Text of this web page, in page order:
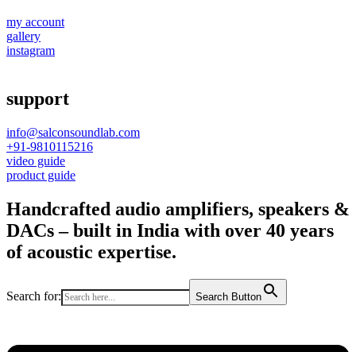
my account
gallery
instagram
support
info@salconsoundlab.com
+91-9810115216
video guide
product guide
Handcrafted audio amplifiers, speakers &
DACs – built in India with over 40 years
of acoustic expertise.
Search for: Search Button